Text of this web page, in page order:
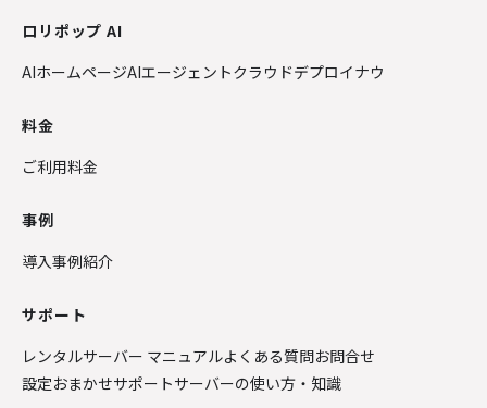
ロリポップ AI
AIホームページAIエージェントクラウドデプロイナウ
料金
ご利用料金
事例
導入事例紹介
サポート
レンタルサーバー マニュアルよくある質問お問合せ
設定おまかせサポートサーバーの使い方・知識